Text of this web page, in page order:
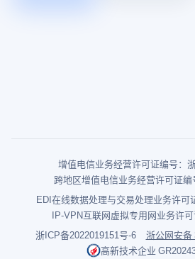
增值电信业务经营许可证编号：
跨地区增值电信业务经营许可证
EDI在线数据处理与交易处理业务许可
IP-VPN互联网虚拟专用网业务许
浙ICP备2022019151号-6
浙公网安备
高新技术企业